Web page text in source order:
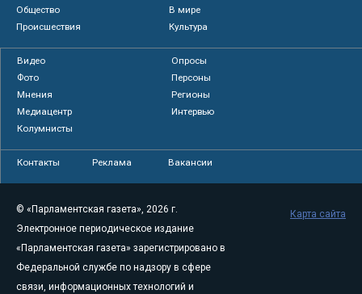
Общество
В мире
Происшествия
Культура
Видео
Опросы
Фото
Персоны
Мнения
Регионы
Медиацентр
Интервью
Колумнисты
Контакты Реклама Вакансии
© «Парламентская газета», 2026 г.
Электронное периодическое издание
«Парламентская газета» зарегистрировано в
Федеральной службе по надзору в сфере
связи, информационных технологий и
Карта сайта